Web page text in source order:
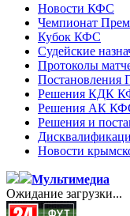
Новости КФС
Чемпионат
Кубок КФС
Судейские
Протоколы
Постановления
Решения КДК
Решения АК
Решения и
Новости
Мультимедиа
Ожидание загрузки...